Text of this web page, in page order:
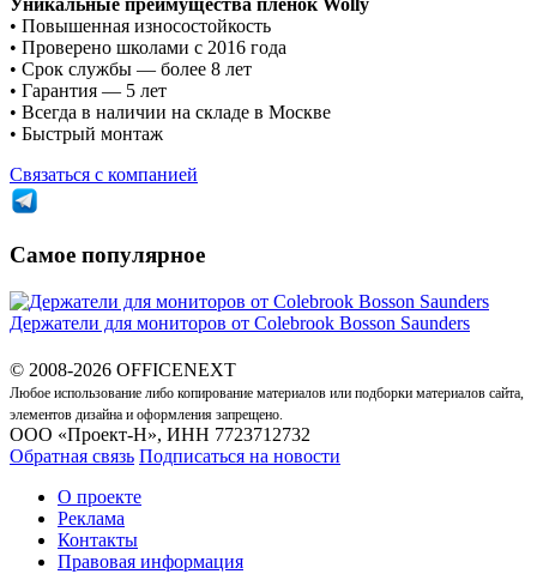
• Повышенная износостойкость
• Проверено школами с 2016 года
• Срок службы — более 8 лет
• Гарантия — 5 лет
• Всегда в наличии на складе в Москве
• Быстрый монтаж
Связаться с компанией
Самое популярное
Держатели для мониторов от Colebrook Bosson Saunders
© 2008-2026 OFFICENEXT
Любое использование либо копирование материалов или подборки материалов сайта,
элементов дизайна и оформления запрещено.
ООО «Проект-Н», ИНН 7723712732
Обратная связь Подписаться на новости
О проекте
Реклама
Контакты
Правовая информация